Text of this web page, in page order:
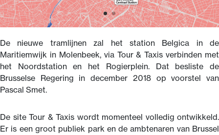
De nieuwe tramlijnen zal het station Belgica in de
Maritiemwijk in Molenbeek, via Tour & Taxis verbinden met
het Noordstation en het Rogierplein. Dat besliste de
Brusselse Regering in december 2018 op voorstel van
Pascal Smet.
De site Tour & Taxis wordt momenteel volledig ontwikkeld.
Er is een groot publiek park en de ambtenaren van Brussel